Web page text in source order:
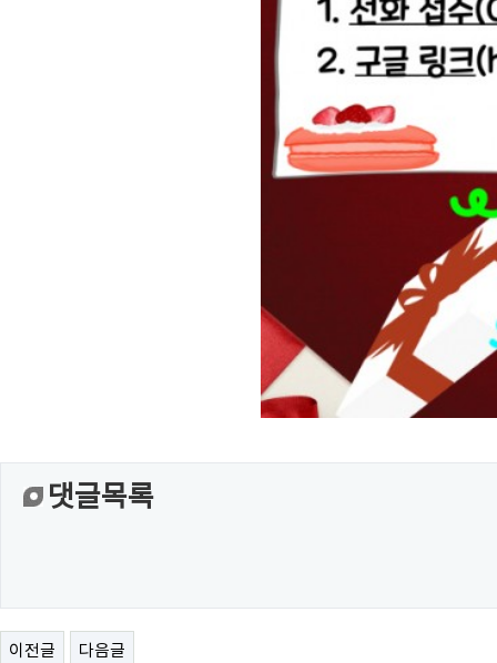
댓글목록
이전글 다음글